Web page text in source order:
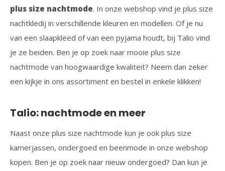
plus size nachtmode. In onze webshop vind je plus size
nachtkledij in verschillende kleuren en modellen. Of je nu
van een slaapkleed of van een pyjama houdt, bij Talio vind
je ze beiden. Ben je op zoek naar mooie plus size
nachtmode van hoogwaardige kwaliteit? Neem dan zeker
een kijkje in ons assortiment en bestel in enkele klikken!
Talio: nachtmode en meer
Naast onze plus size nachtmode kun je ook plus size
kamerjassen, ondergoed en beenmode in onze webshop
kopen. Ben je op zoek naar nieuw ondergoed? Dan kun je